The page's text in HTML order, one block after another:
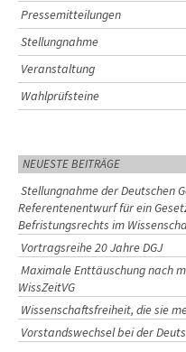
Pressemitteilungen
Stellungnahme
Veranstaltung
Wahlprüfsteine
NEUESTE BEITRÄGE
Stellungnahme der Deutschen
Referentenentwurf für ein
Befristungsrechts im
Vortragsreihe 20 Jahre DGJ
Maximale Enttäuschung nach
WissZeitVG
Wissenschaftsfreiheit, die sie
Vorstandswechsel bei der